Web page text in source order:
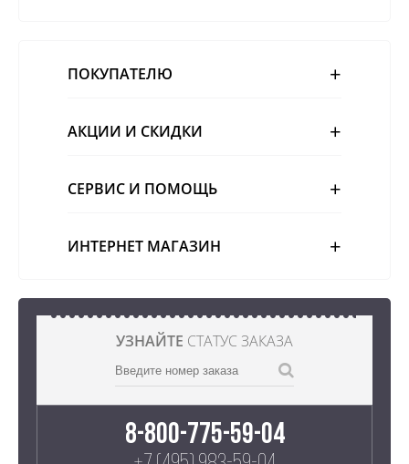
ПОКУПАТЕЛЮ
АКЦИИ И СКИДКИ
СЕРВИС И ПОМОЩЬ
ИНТЕРНЕТ МАГАЗИН
УЗНАЙТЕ СТАТУС ЗАКАЗА
8-800-775-59-04